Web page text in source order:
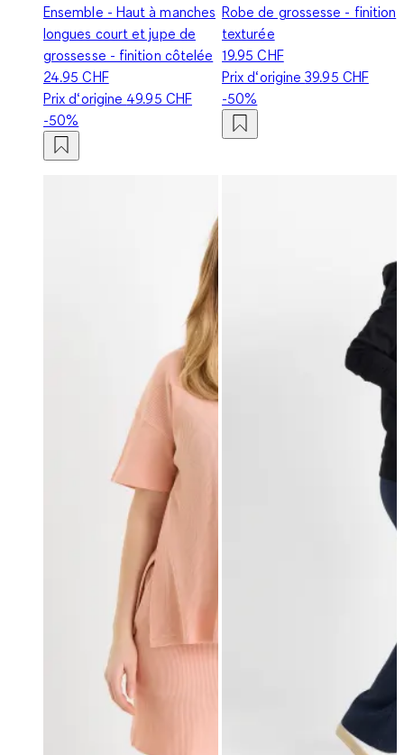
Ensemble - Haut à manches
longues court et jupe de
grossesse - finition côtelée
24.95 CHF
Prix d‘origine 49.95 CHF
-50%
Robe de grossesse - finition
texturée
19.95 CHF
Prix d‘origine39.95 CHF
-50%